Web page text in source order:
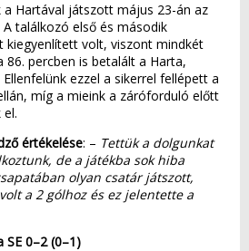
Hartával játszott május 23-án az
találkozó első és második
kiegyenlített volt, viszont mindkét
86. percben is betalált a Harta,
ezzel a sikerrel fellépett a
míg a mieink a záróforduló előtt
értékelése: – Tettük a dolgunkat
de a játékba sok hiba
olyan csatár játszott,
a 2 gólhoz és ez jelentette a
SE 0–2 (0–1)